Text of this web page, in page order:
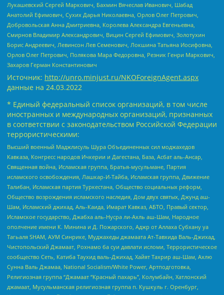
Лукашевский Сергей Маркович, Бахмин Вячеслав Иванович, Шабад
Анатолий Ефимович, Сухих Дарья Николаевна, Орлов Олег Петрович,
Добровольская Анна Дмитриевна, Королева Александра Евгеньевна,
Смирнов Владимир Александрович, Вицин Сергей Ефимович, Золотухин
Борис Андреевич, Левинсон Лев Семенович, Локшина Татьяна Иосифовна,
Орлов Олег Петрович, Полякова Мара Федоровна, Резник Генри Маркович,
Захаров Герман Константинович
Источник: http://unro.minjust.ru/NKOForeignAgent.aspx
данные на 24.03.2022
* Единый федеральный список организаций, в том числе
иностранных и международных организаций, признанных
в соответствии с законодательством Российской Федерации
террористическими:
Высший военный Маджлисуль Шура Объединенных сил моджахедов
Кавказа, Конгресс народов Ичкерии и Дагестана, База, Асбат аль-Ансар,
Священная война, Исламская группа, Братья-мусульмане, Партия
исламского освобождения, Лашкар-И-Тайба, Исламская группа, Движение
Талибан, Исламская партия Туркестана, Общество социальных реформ,
Общество возрождения исламского наследия, Дом двух святых, Джунд аш-
Шам, Исламский джихад, Аль-Каида, Имарат Кавказ, АБТО, Правый сектор,
Исламское государство, Джабха аль-Нусра ли-Ахль аш-Шам, Народное
ополчение имени К. Минина и Д. Пожарского, Аджр от Аллаха Субхану уа
Тагьаля SHAM, АУМ Синрике, Муджахеды джамаата Ат-Тавхида Валь-Джихад,
Чистопольский Джамаат, Рохнамо ба суи давлати исломи, Террористическое
сообщество Сеть, Катиба Таухид валь-Джихад, Хайят Тахрир аш-Шам, Ахлю
Сунна Валь Джамаа, National Socialism/White Power, Артподготовка,
Религиозная группа “Джамаат “Красный пахарь”, Колумбайн, Хатлонский
джамаат, Мусульманская религиозная группа п. Кушкуль г. Оренбург,